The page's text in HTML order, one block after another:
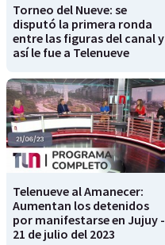
Torneo del Nueve: se
disputó la primera ronda
entre las figuras del canal y
así le fue a Telenueve
Telenueve al Amanecer:
Aumentan los detenidos
por manifestarse en Jujuy -
21 de julio del 2023